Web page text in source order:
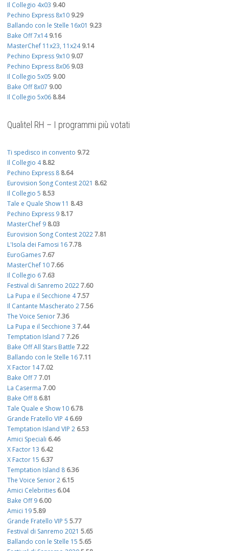
Il Collegio 4x03 9.40
Pechino Express 8x10 9.29
Ballando con le Stelle 16x01 9.23
Bake Off 7x14 9.16
MasterChef 11x23, 11x24 9.14
Pechino Express 9x10 9.07
Pechino Express 8x06 9.03
Il Collegio 5x05 9.00
Bake Off 8x07 9.00
Il Collegio 5x06 8.84
Qualitel RH – I programmi più votati
Ti spedisco in convento 9.72
Il Collegio 4 8.82
Pechino Express 8 8.64
Eurovision Song Contest 2021 8.62
Il Collegio 5 8.53
Tale e Quale Show 11 8.43
Pechino Express 9 8.17
MasterChef 9 8.03
Eurovision Song Contest 20227.81
L'Isola dei Famosi 167.78
EuroGames7.67
MasterChef 107.66
Il Collegio 67.63
Festival di Sanremo 20227.60
La Pupa e il Secchione 47.57
Il Cantante Mascherato 27.56
The Voice Senior7.36
La Pupa e il Secchione 3 7.44
Temptation Island 7 7.26
Bake Off All Stars Battle 7.22
Ballando con le Stelle 167.11
X Factor 147.02
Bake Off 7 7.01
La Caserma 7.00
Bake Off 8 6.81
Tale Quale e Show 10 6.78
Grande Fratello VIP 4 6.69
Temptation Island VIP 2 6.53
Amici Speciali 6.46
X Factor 13 6.42
X Factor 15 6.37
Temptation Island 8 6.36
The Voice Senior 2 6.15
Amici Celebrities 6.04
Bake Off 9 6.00
Amici 195.89
Grande Fratello VIP 5 5.77
Festival di Sanremo 2021 5.65
Ballando con le Stelle 15 5.65